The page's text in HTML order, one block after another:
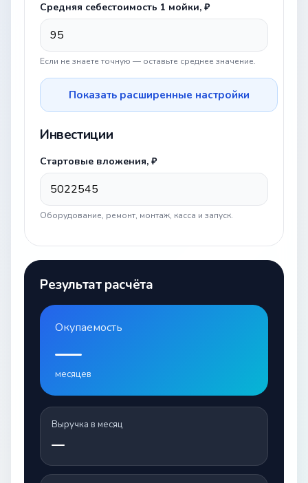
Средняя себестоимость 1 мойки, ₽
Если не знаете точную — оставьте среднее значение.
Показать расширенные настройки
Инвестиции
Стартовые вложения, ₽
Оборудование, ремонт, монтаж, касса и запуск.
Результат расчёта
Окупаемость
—
месяцев
Выручка в месяц
—